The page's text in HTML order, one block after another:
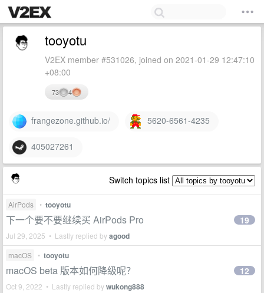
tooyotu
V2EX member #531026, joined on 2021-01-29 12:47:10
+08:00
73 4
frangezone.github.io/ 5620-6561-4235
405027261
Switch topics list
AirPods • tooyotu
下一个要不要继续买 AirPods Pro
Jul 29, 2025 • Lastly replied byagood
19
macOS • tooyotu
macOS beta 版本如何降级呢？
Oct 9, 2022 • Lastly replied bywukong888
12